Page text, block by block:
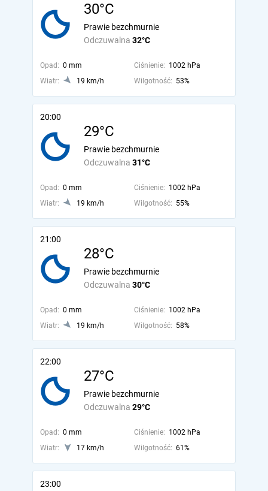
30°C
Odczuwalna 32°C
Prawie bezchmurnie
Opad: 0 mm Ciśnienie: 1002 hPa
Wiatr:
19 km/h Wilgotność: 53%
20:00
29°C
Odczuwalna 31°C
Prawie bezchmurnie
Opad: 0 mm Ciśnienie: 1002 hPa
Wiatr:
19 km/h Wilgotność: 55%
21:00
28°C
Odczuwalna 30°C
Prawie bezchmurnie
Opad: 0 mm Ciśnienie: 1002 hPa
Wiatr:
19 km/h Wilgotność: 58%
22:00
27°C
Odczuwalna 29°C
Prawie bezchmurnie
Opad: 0 mm Ciśnienie: 1002 hPa
Wiatr:
17 km/h Wilgotność: 61%
23:00